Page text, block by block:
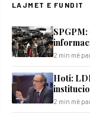
LAJMET E FUNDIT
2 min më
Hoti:
2 min më